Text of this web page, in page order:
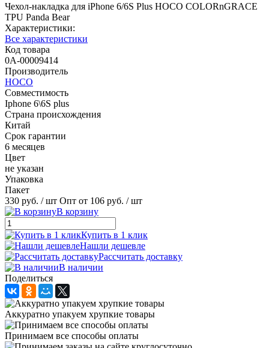
Чехол-накладка для iPhone 6/6S Plus HOCO COLORnGRACE
TPU Panda Bear
Характеристики:
Все характеристики
Код товара
0А-00009414
Производитель
HOCO
Совместимость
Iphone 6\6S plus
Страна происхождения
Китай
Срок гарантии
6 месяцев
Цвет
не указан
Упаковка
Пакет
330 руб. / шт Опт от 106 руб. / шт
В корзину
Купить в 1 клик
Нашли дешевле
Рассчитать доставку
В наличии
Поделиться
Аккуратно упакуем хрупкие товары
Принимаем все способы оплаты